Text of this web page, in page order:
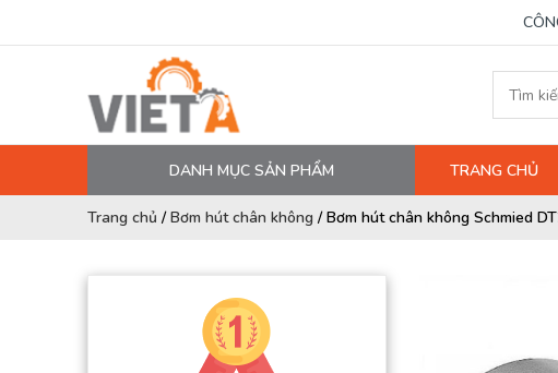
DANH MỤC SẢN PHẨM
MÁY NÉN KHÍ
DẦU MÁY NÉN KHÍ
DÂY HƠI, ỐNG HƠI
TRANG CHỦ
Trang chủ /Bơm hút chân không /Bơm hút chân không Schmied